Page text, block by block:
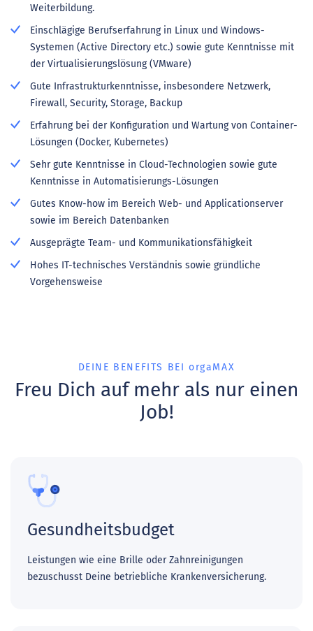
Weiterbildung.
Einschlägige Berufserfahrung in Linux und Windows-
Systemen (Active Directory etc.) sowie gute Kenntnisse mit
der Virtualisierungslösung (VMware)
Gute Infrastrukturkenntnisse, insbesondere Netzwerk,
Firewall, Security, Storage, Backup
Erfahrung bei der Konfiguration und Wartung von Container-
Lösungen (Docker, Kubernetes)
Sehr gute Kenntnisse in Cloud-Technologien sowie gute
Kenntnisse in Automatisierungs-Lösungen
Gutes Know-how im Bereich Web- und Applicationserver
sowie im Bereich Datenbanken
Ausgeprägte Team- und Kommunikationsfähigkeit
Hohes IT-technisches Verständnis sowie gründliche
Vorgehensweise
DEINE BENEFITS BEI orgaMAX
Freu Dich auf mehr als nur einen
Job!
Gesundheitsbudget
Leistungen wie eine Brille oder Zahnreinigungen
bezuschusst Deine betriebliche Krankenversicherung.